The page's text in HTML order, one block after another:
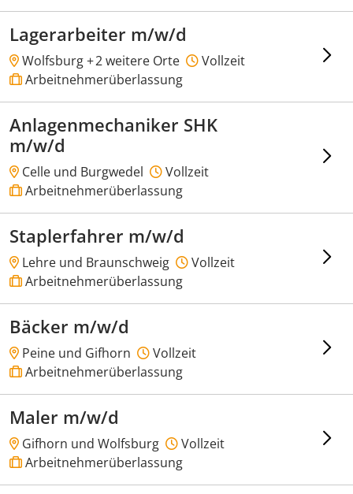
Lagerarbeiter m/w/d
Wolfsburg +2 weitere Orte
Vollzeit
Arbeitnehmerüberlassung
Anlagenmechaniker SHK
m/w/d
Celle und Burgwedel
Vollzeit
Arbeitnehmerüberlassung
Staplerfahrer m/w/d
Lehre und Braunschweig
Vollzeit
Arbeitnehmerüberlassung
Bäcker m/w/d
Peine und Gifhorn
Vollzeit
Arbeitnehmerüberlassung
Maler m/w/d
Gifhorn und Wolfsburg
Vollzeit
Arbeitnehmerüberlassung